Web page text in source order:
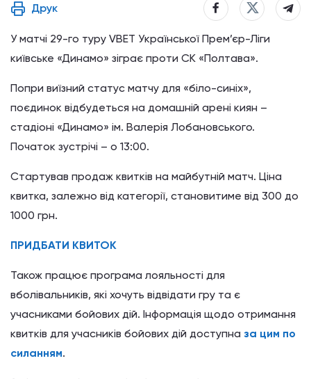
Друк
У матчі 29-го туру VBET Української Прем’єр-Ліги
київське «Динамо» зіграє проти СК «Полтава».
Попри виїзний статус матчу для «біло-синіх»,
поєдинок відбудеться на домашній арені киян –
стадіоні «Динамо» ім. Валерія Лобановського.
Початок зустрічі – о 13:00.
Стартував продаж квитків на майбутній матч. Ціна
квитка, залежно від категорії, становитиме від 300 до
1000 грн.
ПРИДБАТИ КВИТОК
Також працює програма лояльності для
вболівальників, які хочуть відвідати гру та є
учасниками бойових дій. Інформація щодо отримання
квитків для учасників бойових дій доступна за цим по
силанням.